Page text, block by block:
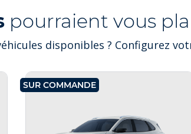
pourraient vous
disponibles ? Configurez
SUR COMMANDE